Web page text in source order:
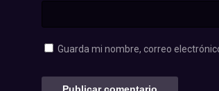
Guarda mi nombre, correo